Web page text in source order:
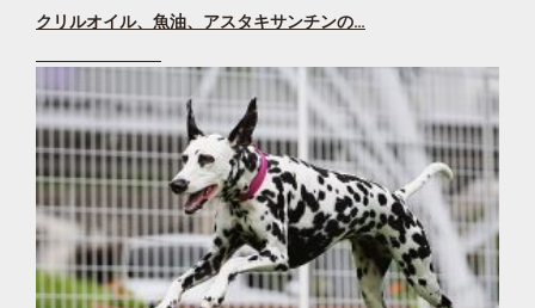
クリルオイル、魚油、アスタキサンチンの…